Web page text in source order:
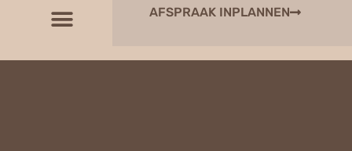
AFSPRAAK INPLANNEN